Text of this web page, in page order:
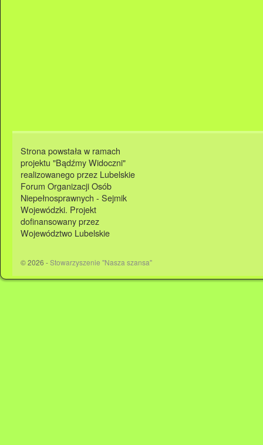
Strona powstała w ramach
projektu "Bądźmy Widoczni"
realizowanego przez Lubelskie
Forum Organizacji Osób
Niepełnosprawnych - Sejmik
Wojewódzki. Projekt
dofinansowany przez
Województwo Lubelskie
© 2026 -Stowarzyszenie "Nasza szansa"